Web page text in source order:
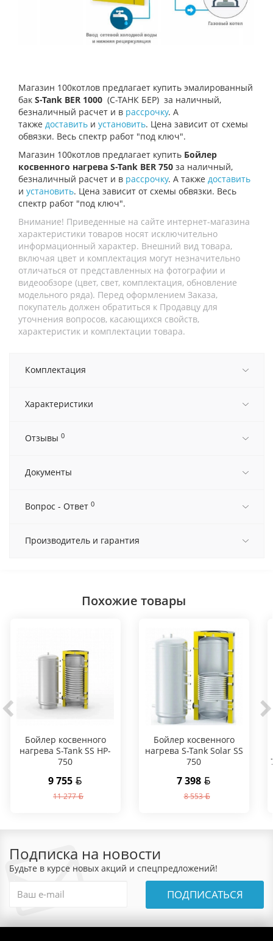
Магазин 100котлов предлагает купить эмалированный
бак S-Tank BER 1000 (С-ТАНК БЕР) за наличный,
безналичный расчет и в рассрочку. А
также доставить и установить. Цена зависит от схемы
обвязки. Весь спектр работ "под ключ".
Магазин 100котлов предлагает купить Бойлер
косвенного нагрева S-Tank BER 750 за наличный,
безналичный расчет и в рассрочку. А также доставить
и установить. Цена зависит от схемы обвязки. Весь
спектр работ "под ключ".
Внимание! Приведенные на сайте интернет-магазина
характеристики товаров носят исключительно
информационный характер. Внешний вид товара,
включая цвет и комплектация могут незначительно
отличаться от представленных на фотографии и
видеообзоре (цвет, свет, комплектация, обновление
модельного ряда). Перед оформлением Заказа,
покупатель должен обратиться к Продавцу для
уточнения вопросов, касающихся свойств,
характеристик и комплектации товара.
Комплектация
Характеристики
Отзывы 0
Документы
Вопрос - Ответ 0
Производитель и гарантия
Похожие товары
Бойлер косвенного
нагрева S-Tank SS HP-
750
9 755
11 277
Бойлер косвенного
нагрева S-Tank Solar SS
750
7 398
8 553
Подписка на новости
Будьте в курсе новых акций и спецпредложений!
ПОДПИСАТЬСЯ